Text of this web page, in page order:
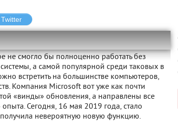
не смогло бы полноценно работать без
а самой популярной среди таковых в
встретить на большинстве компьютеров,
Компания Microsoft вот уже как почти
«винды» обновления, а направлены все
Сегодня, 16 мая 2019 года, стало
невероятную новую функцию.